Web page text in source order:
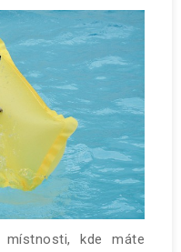
kde máte